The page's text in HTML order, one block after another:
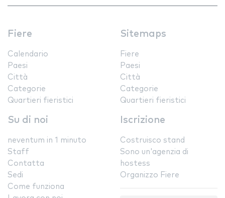
Fiere
Calendario
Paesi
Città
Categorie
Quartieri fieristici
Sitemaps
Fiere
Paesi
Città
Categorie
Quartieri fieristici
Su di noi
neventum in 1 minuto
Staff
Contatta
Sedi
Come funziona
Iscrizione
Costruisco stand
Sono un'agenzia di
hostess
Organizzo Fiere